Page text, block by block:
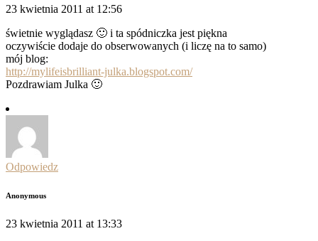
23 kwietnia 2011 at 12:56
świetnie wyglądasz 🙂 i ta spódniczka jest piękna
oczywiście dodaje do obserwowanych (i liczę na to samo)
mój blog:
http://mylifeisbrilliant-julka.blogspot.com/
Pozdrawiam Julka 🙂
Odpowiedz
Anonymous
23 kwietnia 2011 at 13:33